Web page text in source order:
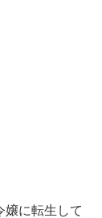
嬢に転生して